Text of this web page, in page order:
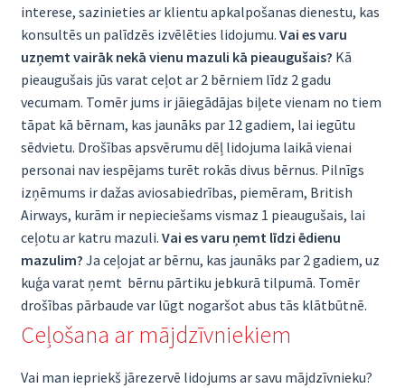
interese, sazinieties ar klientu apkalpošanas dienestu, kas
konsultēs un palīdzēs izvēlēties lidojumu. Vai es varu
uzņemt vairāk nekā vienu mazuli kā pieaugušais? Kā
pieaugušais jūs varat ceļot ar 2 bērniem līdz 2 gadu
vecumam. Tomēr jums ir jāiegādājas biļete vienam no tiem
tāpat kā bērnam, kas jaunāks par 12 gadiem, lai iegūtu
sēdvietu. Drošības apsvērumu dēļ lidojuma laikā vienai
personai nav iespējams turēt rokās divus bērnus. Pilnīgs
izņēmums ir dažas aviosabiedrības, piemēram, British
Airways, kurām ir nepieciešams vismaz 1 pieaugušais, lai
ceļotu ar katru mazuli. Vai es varu ņemt līdzi ēdienu
mazulim? Ja ceļojat ar bērnu, kas jaunāks par 2 gadiem, uz
kuģa varat ņemt bērnu pārtiku jebkurā tilpumā. Tomēr
drošības pārbaude var lūgt nogaršot abus tās klātbūtnē.
Ceļošana ar mājdzīvniekiem
Vai man iepriekš jārezervē lidojums ar savu mājdzīvnieku?